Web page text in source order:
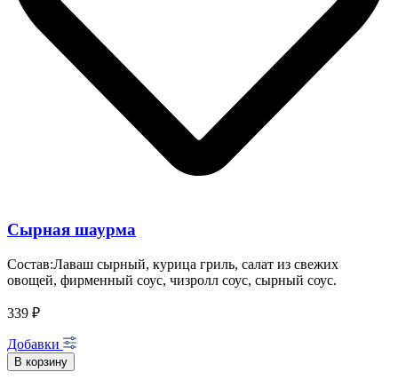
Сырная шаурма
Состав:Лаваш сырный, курица гриль, салат из свежих
овощей, фирменный соус, чизролл соус, сырный соус.
339 ₽
Добавки
В корзину